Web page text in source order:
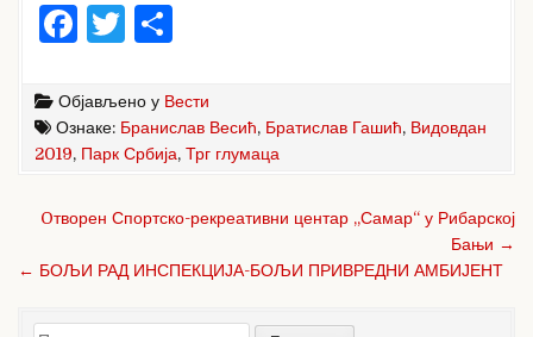
F
c
e
o
k
T
it
te
r
ar
e
Објављено у Вести
Ознаке: Бранислав Весић, Братислав Гашић, Видовдан
2019, Парк Србија, Трг глумаца
Кретање
Oтворен Спортско-рекреативни центар „Самар“ у Рибарској
Бањи →
← БОЉИ РАД ИНСПЕКЦИЈА-БОЉИ ПРИВРЕДНИ АМБИЈЕНТ